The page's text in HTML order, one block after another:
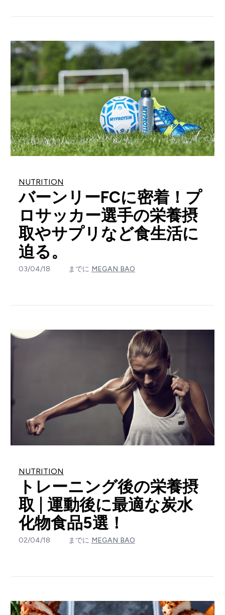
NUTRITION
バーンリーFCに密着！プ
ロサッカー選手の栄養摂
取やサプリなど食生活に
迫る。
03/04/18 までに MEGAN BAO
NUTRITION
トレーニング後の栄養摂
取 | 運動後に最適な炭水
化物食品5選！
02/04/18 までに MEGAN BAO